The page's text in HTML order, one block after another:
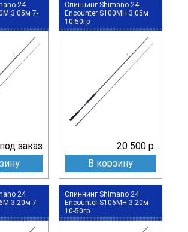
24
3.05м 7-
под заказ
Спиннинг Shimano 24
Encounter S100MH 3.05м
10-50гр
20 500 р.
В корзину
24
3.20м 7-
Спиннинг Shimano 24
Encounter S106MH 3.20м
10-50гр